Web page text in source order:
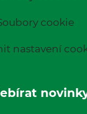
cookie
nastavení